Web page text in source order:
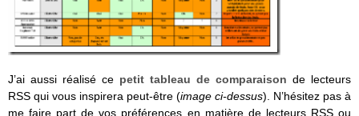
J’ai aussi réalisé ce petit tableau de comparaison de lecteurs
RSS qui vous inspirera peut-être (image ci-dessus). N’hésitez pas à
me faire part de vos préférences en matière de lecteurs RSS ou